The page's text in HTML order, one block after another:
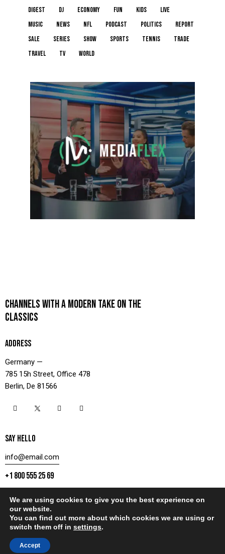
digest
dj economy fun kids
live
music
news NFL podcast politics
report
sale
series show sports tennis
trade
travel
tv world
CHANNELS WITH A MODERN TAKE ON THE
CLASSICS
ADDRESS
Germany —
785 15h Street, Office 478
Berlin, De 81566
SAY HELLO
info@email.com
+1 800 555 25 69
CONTACT US
AxiomThemes
We are using cookies to give you the best experience on
our website.
You can find out more about which cookies we are using or
switch them off in settings.
Accept